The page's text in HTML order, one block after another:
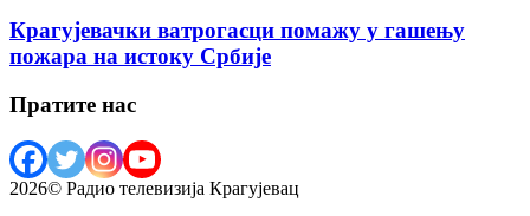
Крагујевачки ватрогасци помажу у гашењу
пожара на истоку Србије
Пратите нас
2026© Радио телевизија Крагујевац